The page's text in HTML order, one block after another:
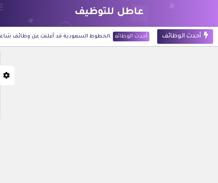
عاطل للتوظيف
أحدث الوظائف الخطوط السعودية قد أعلنت عن وظائف شاغرة أحدث الوظائف